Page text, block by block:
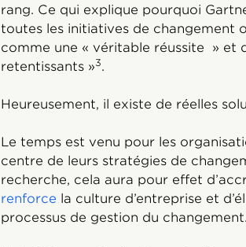
rang. Ce qui explique pourquoi
toutes les initiatives de changement
comme une « véritable réussite » et
retentissants »3.
Heureusement, il existe de réelles
Le temps est venu pour les
centre de leurs stratégies de
recherche, cela aura pour effet
renforce la culture d’entreprise et
processus de gestion du changement.